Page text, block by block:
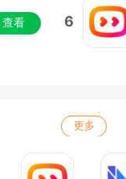
查看 6
更多